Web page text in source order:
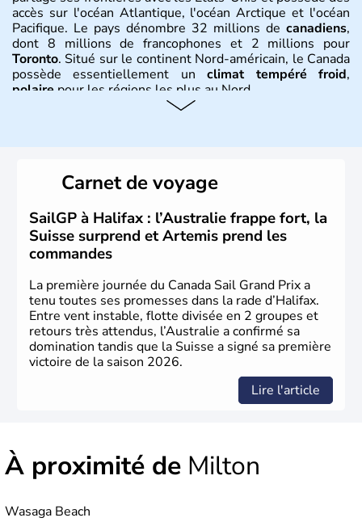
accès sur l'océan Atlantique, l'océan Arctique et l'océan
Pacifique. Le pays dénombre 32 millions de canadiens,
dont 8 millions de francophones et 2 millions pour
Toronto. Situé sur le continent Nord-américain, le Canada
possède essentiellement unclimat tempéré froid,
polaire pour les régions les plus au Nord.
territoire de la ville de Québec, le Canada passe ensuite
sous le contrôle des Britanniques. L'indépendance du
pays a été obtenue au cours d'un long processus qui s'est
étalé de 1867 à 1982. Le peuple autochtone des Inuits,
aujourd'hui appelé Eskimos, n'est découvert qu'au début
du XXème siècle lors d'une expédition dans le Grand
Nord.
Carnet de voyage
SailGP à Halifax : l’Australie frappe fort, la
Suisse surprend et Artemis prend les
commandes
La première journée du Canada Sail Grand Prix a
tenu toutes ses promesses dans la rade d’Halifax.
Entre vent instable, flotte divisée en 2 groupes et
retours très attendus, l’Australie a confirmé sa
domination tandis que la Suisse a signé sa première
victoire de la saison 2026.
Lire l'article
À proximité de Milton
Wasaga Beach